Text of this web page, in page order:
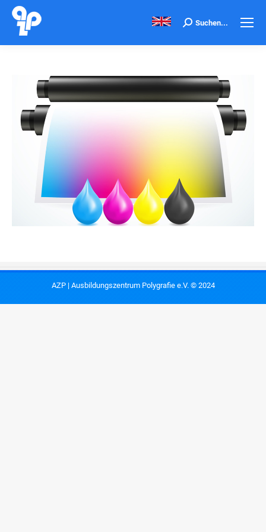
Search:
Suchen...
AZP | Ausbildungszentrum Polygrafie e.V. © 2024